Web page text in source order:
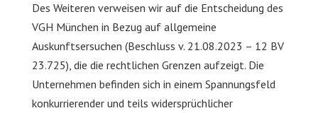
Des Weiteren verweisen wir auf die Entscheidung des
VGH München in Bezug auf allgemeine
Auskunftsersuchen (Beschluss v. 21.08.2023 – 12 BV
23.725), die die rechtlichen Grenzen aufzeigt. Die
Unternehmen befinden sich in einem Spannungsfeld
konkurrierender und teils widersprüchlicher